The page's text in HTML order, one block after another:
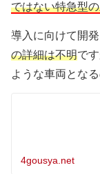
ではない特急型
導入に向けて開
の詳細は不明で
ような車両とな
4gousya.net